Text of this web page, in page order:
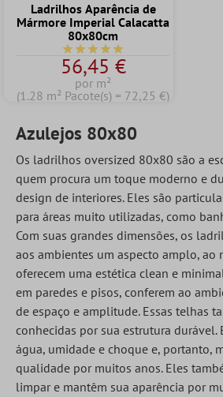
Ladrilhos Aparência de
Mármore Imperial Calacatta
80x80cm
Classificação média de 5 de 5
56,45 €
por m²
(1.28 m² Pacote(s) = 72,25 €)
Azulejos 80x80
Os ladrilhos oversized 80x80 são a
quem procura um toque moderno e
design de interiores. Eles são
para áreas muito utilizadas, como
Com suas grandes dimensões, os
aos ambientes um aspecto amplo, ao
oferecem uma estética clean e
em paredes e pisos, conferem ao
de espaço e amplitude. Essas telhas
conhecidas por sua estrutura durável.
água, umidade e choque e, portanto,
qualidade por muitos anos. Eles
limpar e mantêm sua aparência por